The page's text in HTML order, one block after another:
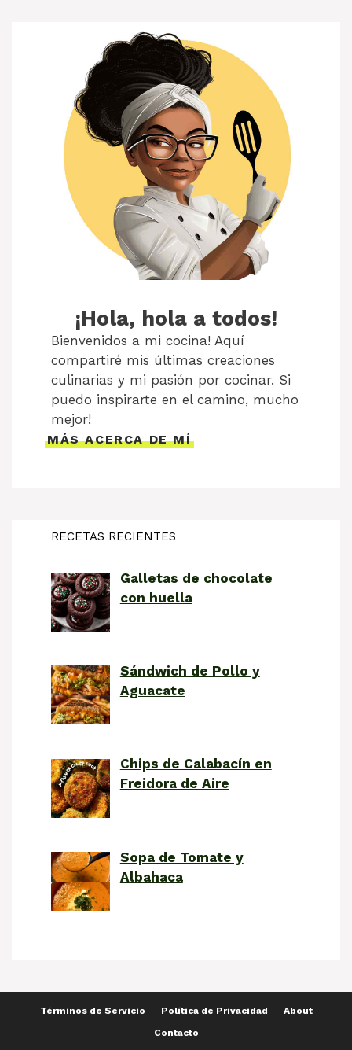
¡Hola, hola a todos!
Bienvenidos a mi cocina! Aquí
compartiré mis últimas creaciones
culinarias y mi pasión por cocinar. Si
puedo inspirarte en el camino, mucho
mejor!
MÁS ACERCA DE MÍ
RECETAS RECIENTES
Galletas de chocolate
con huella
Sándwich de Pollo y
Aguacate
Chips de Calabacín en
Freidora de Aire
Sopa de Tomate y
Albahaca
Términos de Servicio Política de Privacidad
About
Contacto